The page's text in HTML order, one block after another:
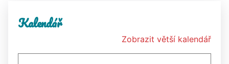
Kalendář
Zobrazit větší kalendář